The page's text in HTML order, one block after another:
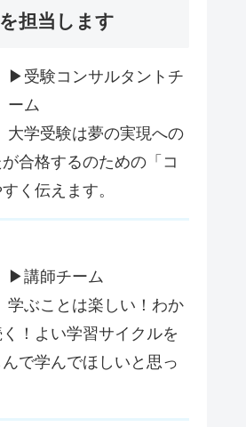
担当します
▶受験コンサルタントチ
ーム
大学受験は夢の実現への
合格するのための「コ
く伝えます。
▶講師チーム
学ぶことは楽しい！わか
！よい学習サイクルを
で学んでほしいと思っ